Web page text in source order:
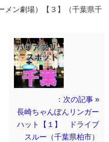
メン劇場）【３】（千葉県千
：次の記事 »
長崎ちゃんぽんリンガー
ハット【１】 ドライブ
スルー（千葉県柏市）